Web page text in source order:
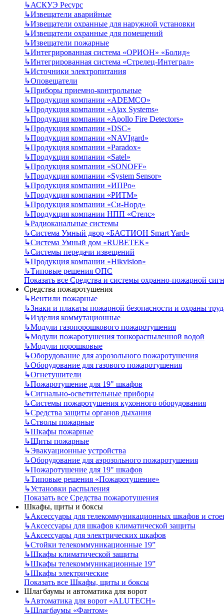
↳АСКУЭ Ресурс
↳Извещатели аварийные
↳Извещатели охранные для наружной установки
↳Извещатели охранные для помещений
↳Извещатели пожарные
↳Интегрированная система «ОРИОН» «Болид»
↳Интегрированная система «Стрелец-Интеграл»
↳Источники электропитания
↳Оповещатели
↳Приборы приемно-контрольные
↳Продукция компании «ADEMCO»
↳Продукция компании «Ajax Systems»
↳Продукция компании «Apollo Fire Detectors»
↳Продукция компании «DSC»
↳Продукция компании «NAVIgard»
↳Продукция компании «Paradox»
↳Продукция компании «Satel»
↳Продукция компании «SONOFF»
↳Продукция компании «System Sensor»
↳Продукция компании «ИПРо»
↳Продукция компании «РИТМ»
↳Продукция компании «Си-Норд»
↳Продукция компании НПП «Стелс»
↳Радиоканальные системы
↳Система Умный двор «БАСТИОН Smart Yard»
↳Система Умный дом «RUBETEK»
↳Системы передачи извещений
↳Продукция компании «Hikvision»
↳Типовые решения ОПС
Показать все Средства и системы охранно-пожарной
Средства пожаротушения
↳Вентили пожарные
↳Знаки и плакаты пожарной безопасности и охраны
↳Изделия коммутационные
↳Модули газопорошкового пожаротушения
↳Модули пожаротушения тонкораспыленной водой
↳Модули порошковые
↳Оборудование для аэрозольного пожаротушения
↳Оборудование для газового пожаротушения
↳Огнетушители
↳Пожаротушение для 19" шкафов
↳Сигнально-осветительные приборы
↳Системы пожаротушения кухонного оборудования
↳Средства защиты органов дыхания
↳Стволы пожарные
↳Шкафы пожарные
↳Щиты пожарные
↳Эвакуационные устройства
↳Оборудование для аэрозольного пожаротушения
↳Пожаротушение для 19" шкафов
↳Типовые решения «Пожаротушение»
↳Установки распыления
Показать все Средства пожаротушения
Шкафы, щиты и боксы
↳Аксессуары для телекоммуникационных шкафов и
↳Аксессуары для шкафов климатической защиты
↳Аксессуары для электрических шкафов
↳Стойки телекоммуникационные 19”
↳Шкафы климатической защиты
↳Шкафы телекоммуникационные 19”
↳Шкафы электрические
Показать все Шкафы, щиты и боксы
Шлагбаумы и автоматика для ворот
↳Автоматика для ворот «ALUTECH»
↳Шлагбаумы «Фантом»